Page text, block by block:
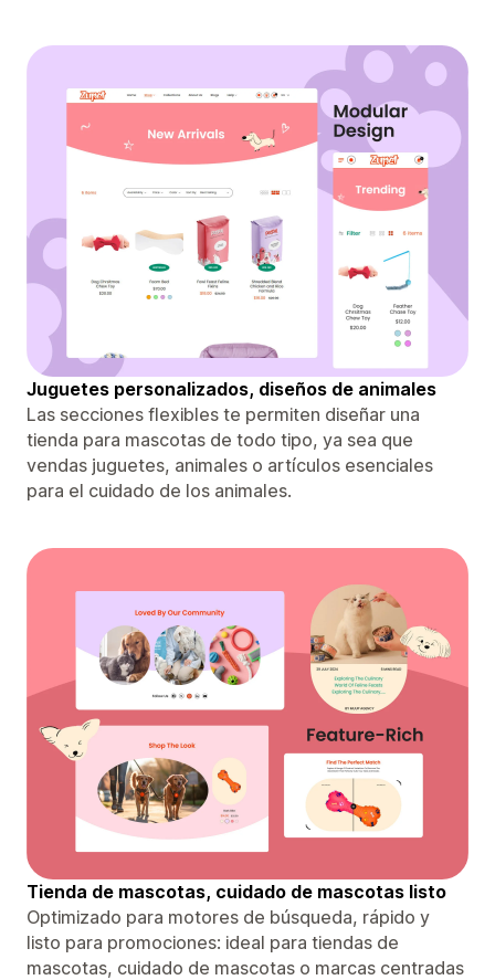
Juguetes personalizados, diseños de animales
Las secciones flexibles te permiten diseñar una
tienda para mascotas de todo tipo, ya sea que
vendas juguetes, animales o artículos esenciales
para el cuidado de los animales.
Tienda de mascotas, cuidado de mascotas listo
Optimizado para motores de búsqueda, rápido y
listo para promociones: ideal para tiendas de
mascotas, cuidado de mascotas o marcas centradas